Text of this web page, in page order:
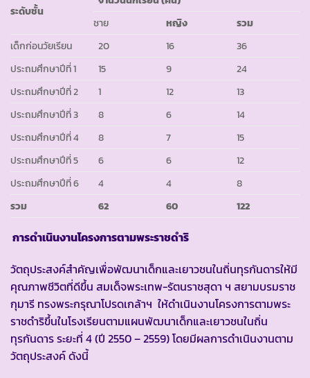
ระดับชั้น
ชาย
หญิง
รวม
เด็กก่อนวัยเรียน
20 16
36
ประถมศึกษาปีที่ 1
15 9
24
ประถมศึกษาปีที่ 2
1 12
13
ประถมศึกษาปีที่ 3
8 6
14
ประถมศึกษาปีที่ 4
8 7
15
ประถมศึกษาปีที่ 5
6 6
12
ประถมศึกษาปีที่ 6
4 4
8
รวม
62 60 122
การดำเนินงานโครงการตามพระราชดำริ
วัตถุประสงค์สำคัญเพื่อพัฒนาเด็กและเยาวชนในถิ่นทุรกันดารให้มี
คุณภาพชีวิตที่ดีขึ้น สมเด็จพระเทพ-รัตนราชสุดา ฯ สยามบรมราช
กุมารี ทรงพระกรุณาโปรดเกล้าฯ ให้ดำเนินงานโครงการตามพระ
ราชดำริขึ้นในโรงเรียนตามแผนพัฒนาเด็กและเยาวชนในถิ่น
ทุรกันดาร ระยะที่ 4 (ปี 2550 – 2559) โดยมีผลการดำเนินงานตาม
วัตถุประสงค์ ดังนี้